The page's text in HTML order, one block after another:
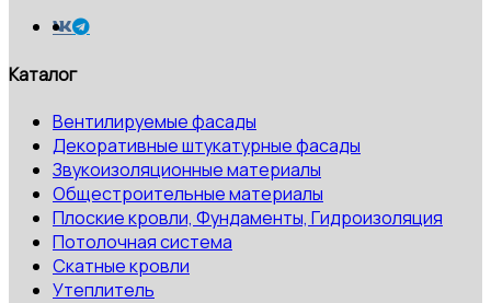
Каталог
Вентилируемые фасады
Декоративные штукатурные фасады
Звукоизоляционные материалы
Общестроительные материалы
Плоские кровли, Фундаменты, Гидроизоляция
Потолочная система
Скатные кровли
Утеплитель